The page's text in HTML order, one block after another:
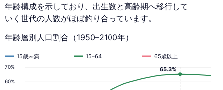
年齢構成を示しており、出生数と高齢期へ移行して
いく世代の人数がほぼ釣り合っています。
年齢層別人口割合（1950–2100年）
60%
70%
15歳未満 15–64 65歳以上
65.3%